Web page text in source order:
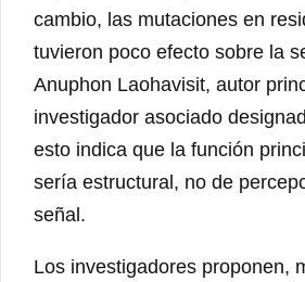
cambio, las mutaciones en
tuvieron poco efecto sobre la
Anuphon Laohavisit, autor
investigador asociado
esto indica que la función
sería estructural, no de
señal.
Los investigadores proponen,